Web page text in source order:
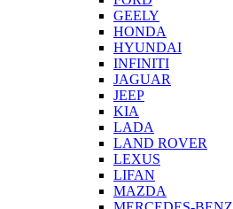
GEELY
HONDA
HYUNDAI
INFINITI
JAGUAR
JEEP
KIA
LADA
LAND ROVER
LEXUS
LIFAN
MAZDA